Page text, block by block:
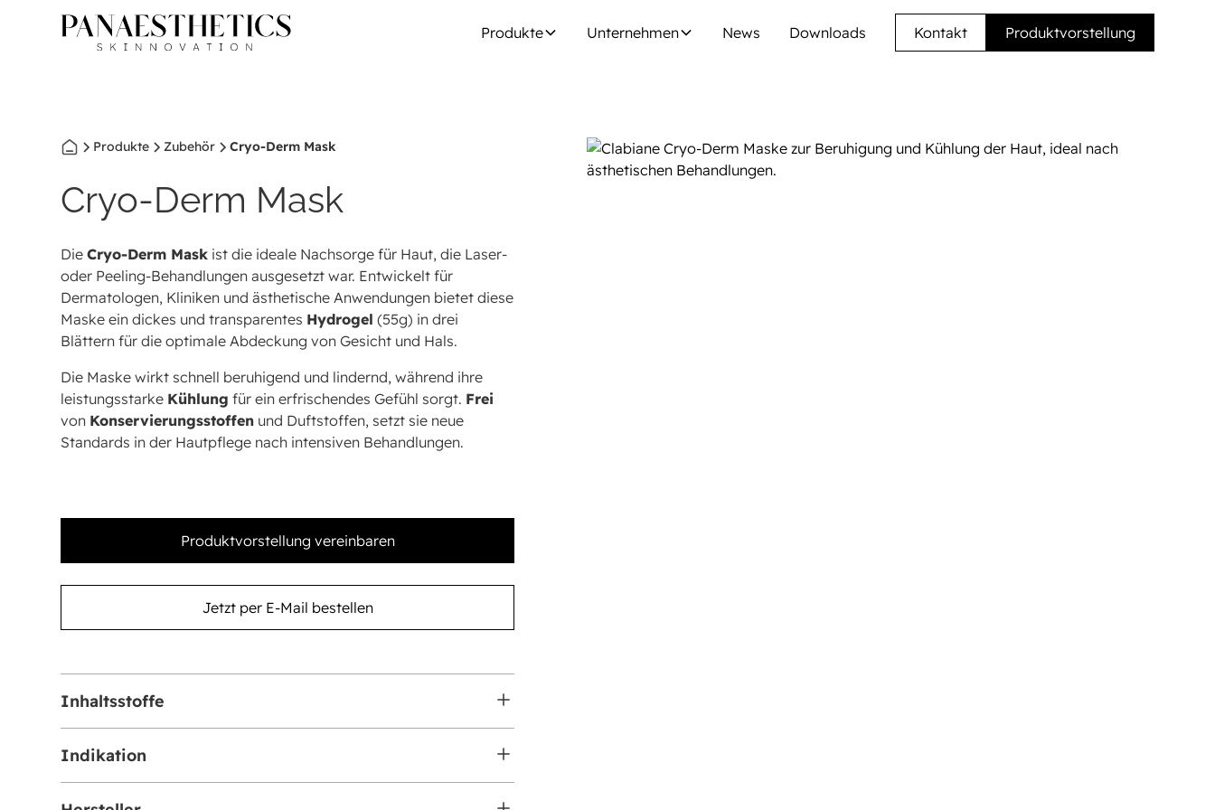
Produkte Unternehmen News Downloads Kontakt Produktvorstellung
Produkte Zubehör Cryo-Derm Mask
Cryo-Derm Mask
DieCryo-Derm Mask ist die ideale Nachsorge für Haut, die Laser-
oder Peeling-Behandlungen ausgesetzt war. Entwickelt für
Dermatologen, Kliniken und ästhetische Anwendungen bietet diese
Maske ein dickes und transparentes Hydrogel (55g) in drei
Blättern für die optimale Abdeckung von Gesicht und Hals.
Die Maske wirkt schnell beruhigend und lindernd, während ihre
leistungsstarke Kühlung für ein erfrischendes Gefühl sorgt. Frei
von Konservierungsstoffen und Duftstoffen, setzt sie neue
Standards in der Hautpflege nach intensiven Behandlungen.
Produktvorstellung vereinbaren
Jetzt per E-Mail bestellen
Inhaltsstoffe
3 Blatt (Oberseite, Unterseite, Hals)
Indikation